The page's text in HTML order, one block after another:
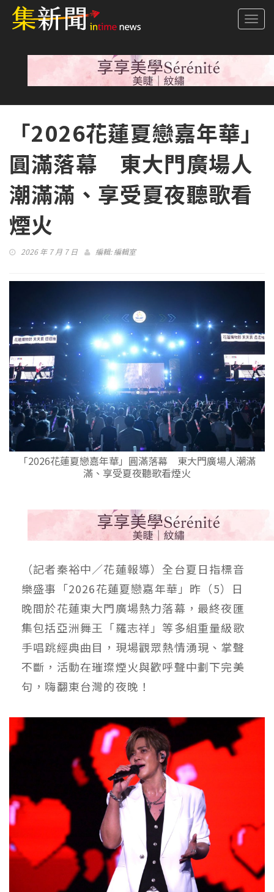
「2026花蓮夏戀嘉年華」
圓滿落幕 東大門廣場人
潮滿滿、享受夏夜聽歌看
煙火
2026 年 7 月 7 日 編輯:編輯室
「2026花蓮夏戀嘉年華」圓滿落幕 東大門廣場人潮滿
滿、享受夏夜聽歌看煙火
（記者秦裕中／花蓮報導）全台夏日指標音
樂盛事「2026花蓮夏戀嘉年華」昨（5）日
晚間於花蓮東大門廣場熱力落幕，最終夜匯
集包括亞洲舞王「羅志祥」等多組重量級歌
手唱跳經典曲目，現場觀眾熱情湧現、掌聲
不斷，活動在璀璨煙火與歡呼聲中劃下完美
句，嗨翻東台灣的夜晚！